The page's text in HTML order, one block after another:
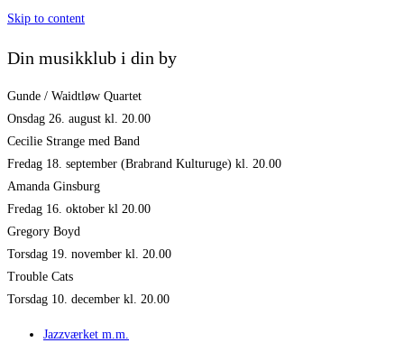
Skip to content
Din musikklub i din by
Gunde / Waidtløw Quartet
Onsdag 26. august kl. 20.00
Cecilie Strange med Band
Fredag 18. september (Brabrand Kulturuge) kl. 20.00
Amanda Ginsburg
Fredag 16. oktober kl 20.00
Gregory Boyd
Torsdag 19. november kl. 20.00
Trouble Cats
Torsdag 10. december kl. 20.00
Jazzværket m.m.